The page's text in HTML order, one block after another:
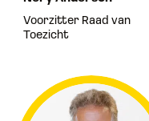
Voorzitter Raad van
Toezicht